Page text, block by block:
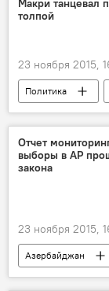
толпой
23 ноября 2015,
Политика
МУЛЬТИМЕДИА
Отчет
выборы в АР
закона
23 ноября 2015,
Азербайджан